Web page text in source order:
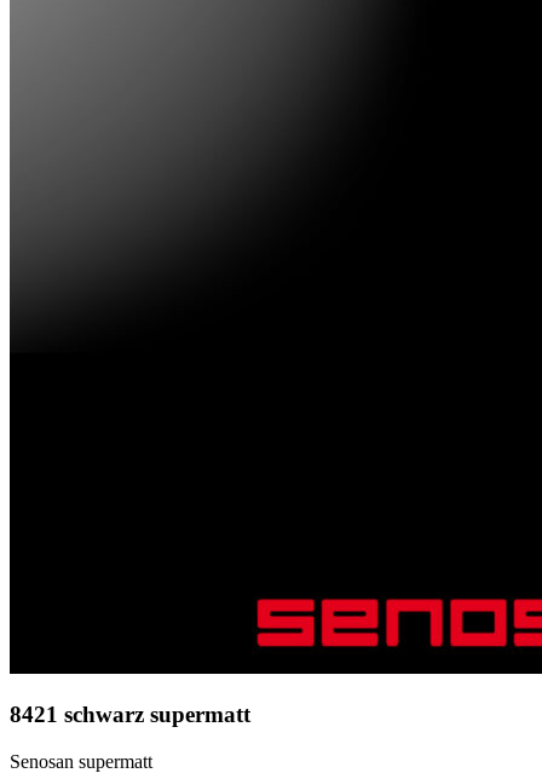
8421 schwarz supermatt
Senosan supermatt